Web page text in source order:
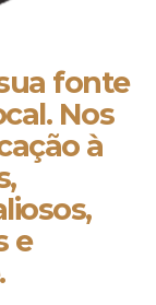
fonte
Nos
à
e